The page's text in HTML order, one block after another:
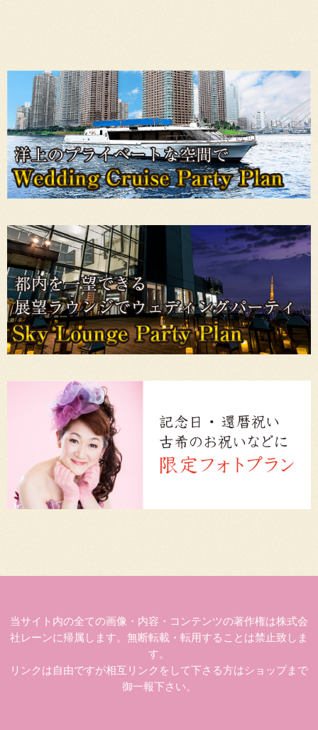
当サイト内の全ての画像・内容・コンテンツの著作権は株式会
社レーンに帰属します。無断転載・転用することは禁止致しま
す。
リンクは自由ですが相互リンクをして下さる方はショップまで
御一報下さい。